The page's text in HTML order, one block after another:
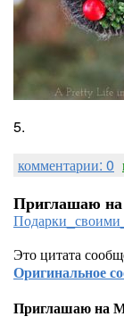
5.
комментарии: 0
Приглашаю
Это цитата
Оригинальное
Приглашаю на